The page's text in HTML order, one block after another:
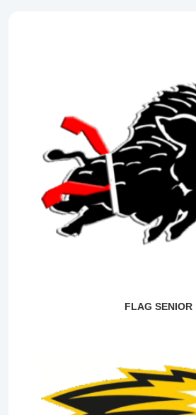
FLAG SENIOR